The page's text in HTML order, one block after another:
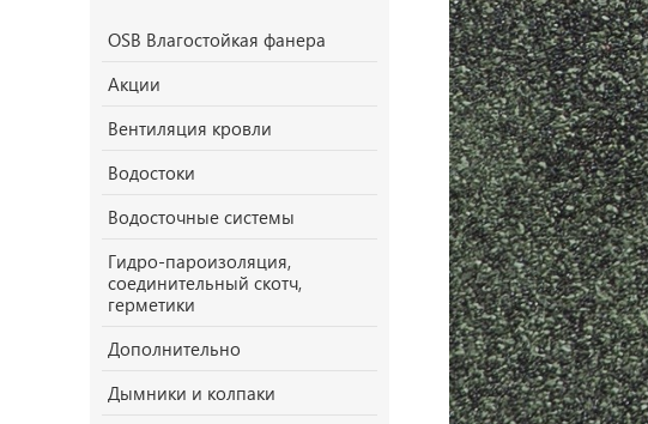
OSB Влагостойкая фанера
Акции
Вентиляция кровли
Водостоки
Водосточные системы
Гидро-пароизоляция,
соединительный скотч,
герметики
Дополнительно
Дымники и колпаки